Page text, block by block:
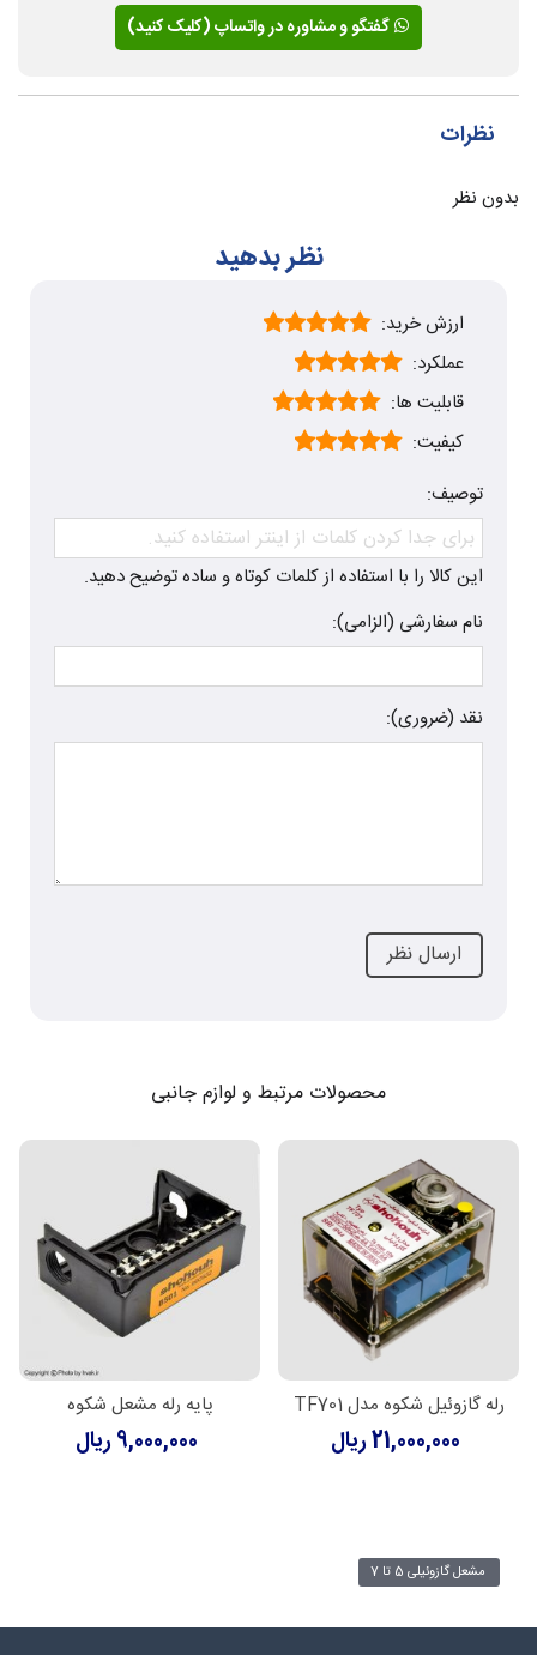
گفتگو و مشاوره در واتساپ (کلیک کنید)
نظرات
بدون نظر
نظر بدهید
ارزش خرید:
عملکرد:
قابلیت ها:
کیفیت:
توصیف:
این کالا را با استفاده از کلمات کوتاه و ساده توضیح دهید.
نام سفارشی (الزامی):
نقد (ضروری):
محصولات مرتبط و لوازم جانبی
رله گازوئیل شکوه مدل TF701
21,000,000 ریال
پایه رله مشعل شکوه
9,000,000 ریال
مشعل گازوئیلی 5 تا 7